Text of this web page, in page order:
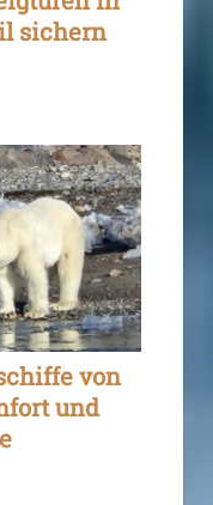
sichern
von
und